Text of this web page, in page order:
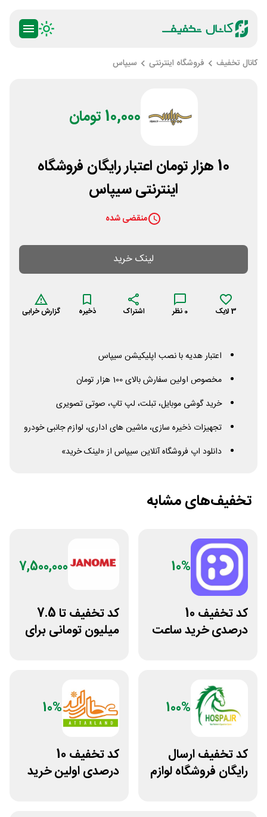
کانال تخفیف فروشگاه اینترنتی سیپاس
10,000 تومان
10 هزار تومان اعتبار رایگان فروشگاه
اینترنتی سیپاس
منقضی شده
لینک خرید
3 لایک 0 نظر اشتراک ذخیره گزارش خرابی
اعتبار هدیه با نصب اپلیکیشن سیپاس
مخصوص اولین سفارش بالای 100 هزار تومان
خرید گوشی موبایل، تبلت، لپ تاپ، صوتی تصویری
تجهیزات ذخیره سازی، ماشین های اداری، لوازم جانبی خودرو
دانلود اپ فروشگاه آنلاین سیپاس از «لینک خرید»
تخفیف‌های مشابه
10%
کد تخفیف 10
درصدی خرید ساعت
7,500,000
کد تخفیف تا 7.5
میلیون تومانی برای
100%
کد تخفیف ارسال
رایگان فروشگاه لوازم
10%
کد تخفیف 10
درصدی اولین خرید